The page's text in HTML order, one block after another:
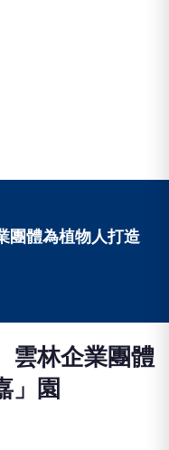
體為植物人打造
林企業團體
」園